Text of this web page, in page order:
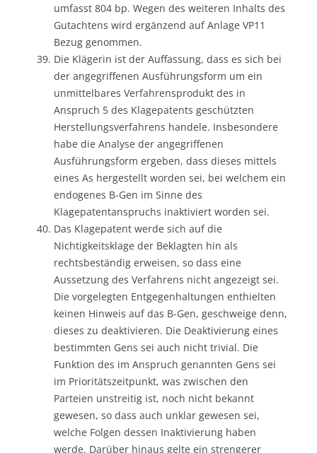
umfasst 804 bp. Wegen des weiteren Inhalts des
Gutachtens wird ergänzend auf Anlage VP11
Bezug genommen.
Die Klägerin ist der Auffassung, dass es sich bei
der angegriffenen Ausführungsform um ein
unmittelbares Verfahrensprodukt des in
Anspruch 5 des Klagepatents geschützten
Herstellungsverfahrens handele. Insbesondere
habe die Analyse der angegriffenen
Ausführungsform ergeben, dass dieses mittels
eines As hergestellt worden sei, bei welchem ein
endogenes B-Gen im Sinne des
Klagepatentanspruchs inaktiviert worden sei.
Das Klagepatent werde sich auf die
Nichtigkeitsklage der Beklagten hin als
rechtsbeständig erweisen, so dass eine
Aussetzung des Verfahrens nicht angezeigt sei.
Die vorgelegten Entgegenhaltungen enthielten
keinen Hinweis auf das B-Gen, geschweige denn,
dieses zu deaktivieren. Die Deaktivierung eines
bestimmten Gens sei auch nicht trivial. Die
Funktion des im Anspruch genannten Gens sei
im Prioritätszeitpunkt, was zwischen den
Parteien unstreitig ist, noch nicht bekannt
gewesen, so dass auch unklar gewesen sei,
welche Folgen dessen Inaktivierung haben
werde. Darüber hinaus gelte ein strengerer